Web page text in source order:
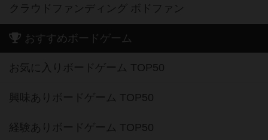
クラウドファンディング ボドファン
おすすめボードゲーム
お気に入りボードゲーム TOP50
興味ありボードゲーム TOP50
経験ありボードゲーム TOP50